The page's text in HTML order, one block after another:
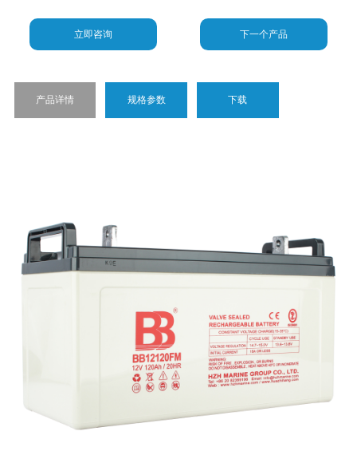
立即咨询 下一个产品
产品详情 规格参数 下载